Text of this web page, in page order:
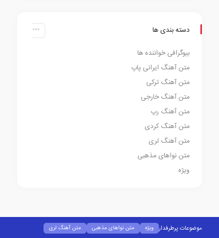
دسته بندی ها
بیوگرافی خواننده ها
متن آهنگ ایرانی پاپ
متن آهنگ ترکی
متن آهنگ خارجی
متن آهنگ رپ
متن آهنگ کردی
متن آهنگ لری
متن نواهای مذهبی
ویژه
موضوعات پرطرفدار ویژه متن نواهای مذهبی
متن آهنگ لری